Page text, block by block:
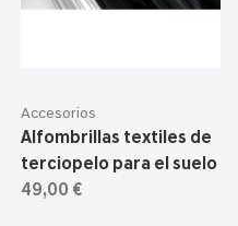
Accesorios
Alfombrillas textiles de
terciopelo para el suelo
49,00 €